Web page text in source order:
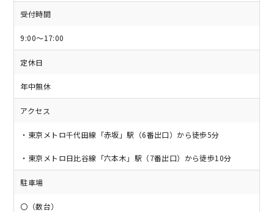
受付時間
9:00～17:00
定休日
年中無休
アクセス
・東京メトロ千代田線「赤坂」駅（6番出口）から徒歩5分
・東京メトロ日比谷線「六本木」駅（7番出口）から徒歩10分
駐車場
〇（数台）